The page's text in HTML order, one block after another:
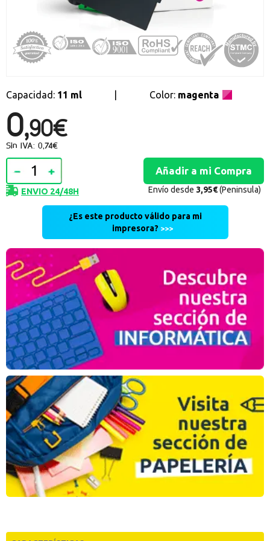
Recibe nuestras promociones y ofertas suscribiéndote a nuestro
boletin de noticias
Ventajas para miembros
Capacidad: 11 ml Color: magenta
0,90€
Sin IVA: 0,74€
ENVIO 24/48H Envío desde 3,95€(Peninsula)
¿Es este producto válido para mi
impresora? >>>